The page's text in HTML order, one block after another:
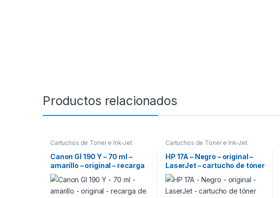
Productos relacionados
Cartuchos de Toner e Ink-Jet
Canon GI 190 Y – 70 ml –
amarillo – original – recarga
de tinta – para Maxx Tinta
G3102, PIXMA G1100, G2100,
G3100, G4100
Cartuchos de Toner e Ink-Jet
HP 17A – Negro – original –
LaserJet – cartucho de tóner
(CF217A) – para LaserJet Pro
M102a, M102w, MFP M130a,
MFP M130fn, MFP M130fw,